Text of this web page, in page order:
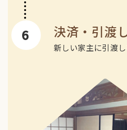
決済・引渡
新しい家主に引渡